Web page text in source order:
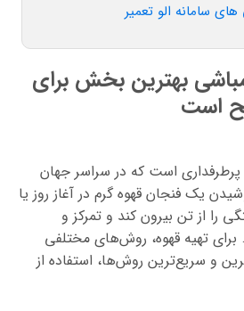
سامانه الو تعمیر
بهترین بخش برای
است
پرطرفداری است که در سراسر جهان
یک فنجان قهوه گرم در آغاز روز یا
را از تن بیرون کند و تمرکز و
تهیه قهوه، روش‌های مختلفی
و سریع‌ترین روش‌ها، استفاده از